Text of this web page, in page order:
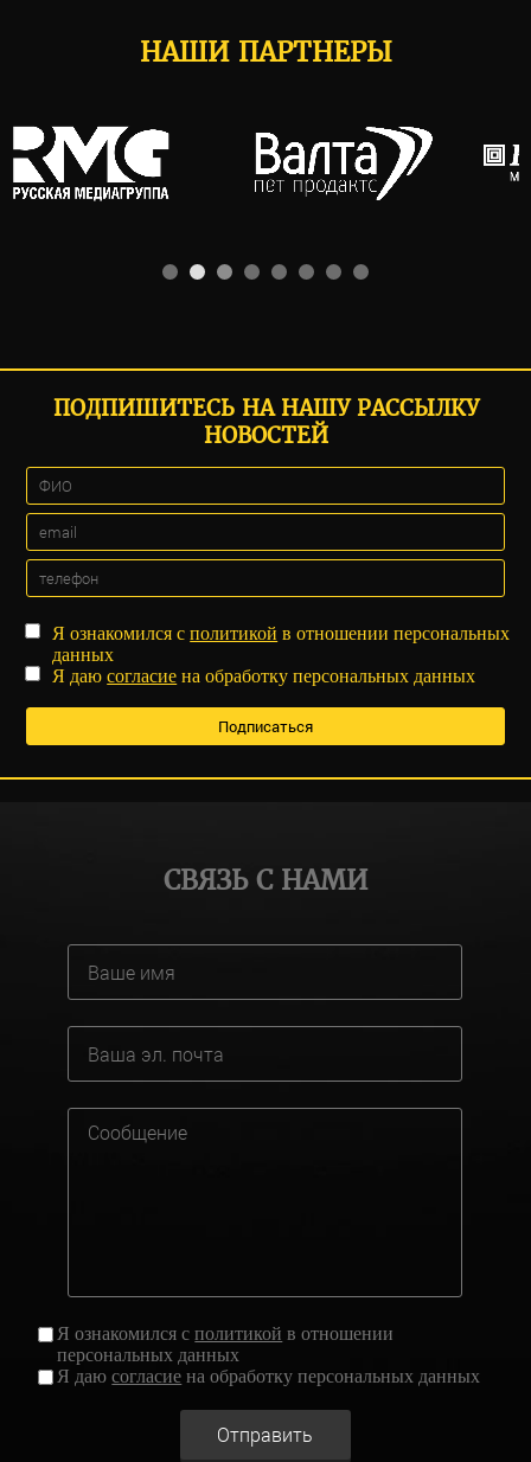
НАШИ ПАРТНЕРЫ
ПОДПИШИТЕСЬ НА НАШУ РАССЫЛКУ
НОВОСТЕЙ
Я ознакомился сполитикой в отношении персональных
данных
Я даюсогласие на обработку персональных данных
СВЯЗЬ С НАМИ
Я ознакомился сполитикой в отношении
персональных данных
Я даюсогласие на обработку персональных данных
Отправить